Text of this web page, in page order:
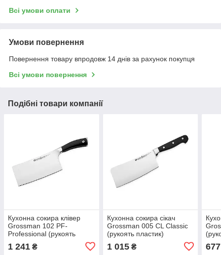
Всі умови оплати
Умови повернення
Повернення товару впродовж 14 днів за рахунок покупця
Всі умови повернення
Подібні товари компанії
Кухонна сокира клівер
Grossman 102 PF-
Professional (рукоять
1 241 ₴
Кухонна сокира сікач
Grossman 005 CL Classic
(рукоять пластик)
1 015₴ 677